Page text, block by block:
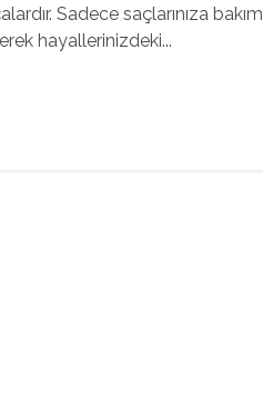
Sadece saçlarınıza bakım
hayallerinizdeki...